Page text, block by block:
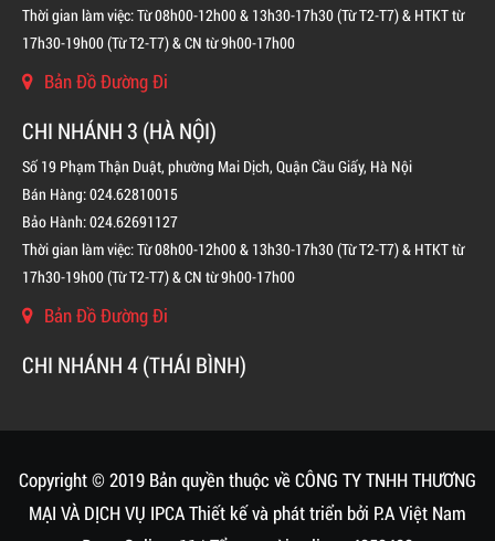
Thời gian làm việc: Từ 08h00-12h00 & 13h30-17h30 (Từ T2-T7) & HTKT từ
17h30-19h00 (Từ T2-T7) & CN từ 9h00-17h00
Bản Đồ Đường Đi
CHI NHÁNH 3 (HÀ NỘI)
Số 19 Phạm Thận Duật, phường Mai Dịch, Quận Cầu Giấy, Hà Nội
Bán Hàng: 024.62810015
Bảo Hành: 024.62691127
Thời gian làm việc: Từ 08h00-12h00 & 13h30-17h30 (Từ T2-T7) & HTKT từ
17h30-19h00 (Từ T2-T7) & CN từ 9h00-17h00
Bản Đồ Đường Đi
CHI NHÁNH 4 (THÁI BÌNH)
Copyright © 2019 Bản quyền thuộc về CÔNG TY TNHH THƯƠNG
MẠI VÀ DỊCH VỤ IPCAThiết kế và phát triển bởi P.A Việt Nam